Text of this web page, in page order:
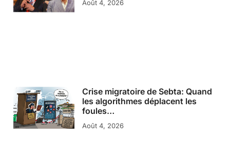
Août 4, 2026
Crise migratoire de Sebta: Quand
les algorithmes déplacent les
foules…
Août 4, 2026